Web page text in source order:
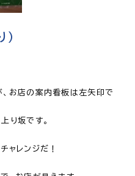
お店の案内看板は左矢印で
り坂です。
ャレンジだ！